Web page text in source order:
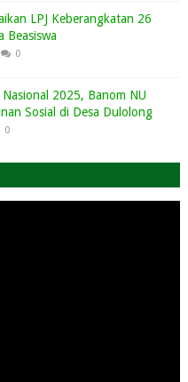
LPJ Keberangkatan 26
Beasiswa
0
2025, Banom NU
Sosial di Desa Dulolong
0